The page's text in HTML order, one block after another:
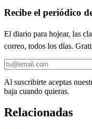
Recibe el periódico
El diario para hojear, las
correo, todos los días.
Al suscribirte aceptas
baja cuando quieras.
Relacionadas